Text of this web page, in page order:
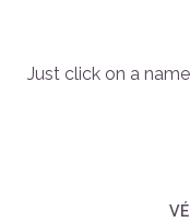
Just click on a